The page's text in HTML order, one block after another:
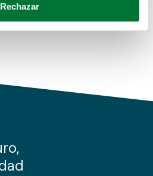
sobre cómo se procesan sus
haga del sitio web con
sociales, publicidad y análisis
Rechazar